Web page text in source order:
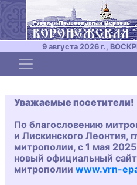
9 августа 2026 г.,
Toggle navigation
Уважаемые посетители!
По благословению
и Лискинского Леонтия,
митрополии, с 1 мая
новый официальный
митрополии www.vrn-